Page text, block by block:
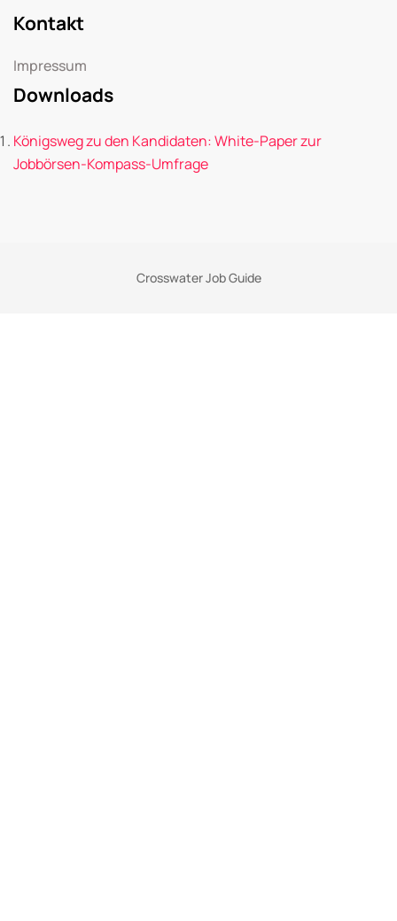
Kontakt
Impressum
Downloads
Königsweg zu den Kandidaten: White-Paper zur
Jobbörsen-Kompass-Umfrage
Crosswater Job Guide